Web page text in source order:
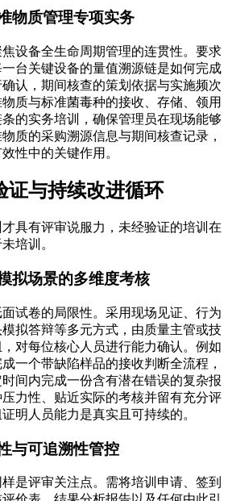
物质管理专项实务
设备全生命周期管理的连贯性。要求
台关键设备的量值溯源链是如何完成
认，期间核查的策划依据与实施频次
质与标准菌毒种的接收、存储、领用
的实务培训，确保管理员在现场能够
质的采购溯源信息与期间核查记录，
性中的关键作用。
证与持续改进循环
具有评审说服力，未经验证的培训在
培训。
拟场景的多维度考核
试卷的局限性。采用现场见证、行为
拟答辩等多元方式，由质量主管或技
对每位核心人员进行能力确认。例如
一个带缺陷样品的接收判断全流程，
间内完成一份含有潜在错误的复杂报
力性、贴近实际的考核并留有充分评
明人员能力是真实且可持续的。
与可追溯性管控
是评审关注点。需将培训申请、签到